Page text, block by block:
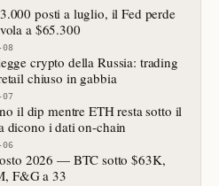
posti a luglio, il Fed perde
a $65.300
08
crypto della Russia: trading
chiuso in gabbia
07
il dip mentre ETH resta sotto il
dicono i dati on-chain
06
2026 — BTC sotto $63K,
F&G a 33